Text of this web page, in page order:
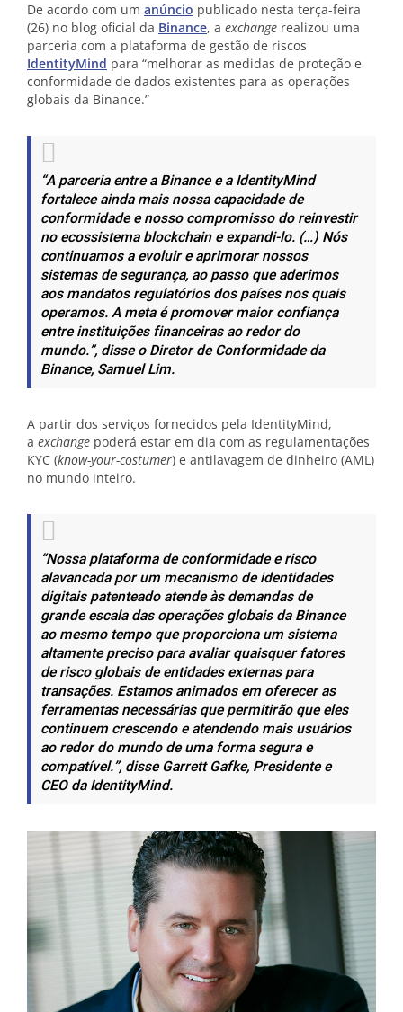
De acordo com um anúncio publicado nesta terça-feira
(26) no blog oficial da Binance, a exchange realizou uma
parceria com a plataforma de gestão de riscos
IdentityMind para “melhorar as medidas de proteção e
conformidade de dados existentes para as operações
globais da Binance.”
“A parceria entre a Binance e a IdentityMind
fortalece ainda mais nossa capacidade de
conformidade e nosso compromisso do reinvestir
no ecossistema blockchain e expandi-lo. (…) Nós
continuamos a evoluir e aprimorar nossos
sistemas de segurança, ao passo que aderimos
aos mandatos regulatórios dos países nos quais
operamos. A meta é promover maior confiança
entre instituições financeiras ao redor do
mundo.”, disse o Diretor de Conformidade da
Binance, Samuel Lim.
A partir dos serviços fornecidos pela IdentityMind,
a exchange poderá estar em dia com as regulamentações
KYC (know-your-costumer) e antilavagem de dinheiro (AML)
no mundo inteiro.
“Nossa plataforma de conformidade e risco
alavancada por um mecanismo de identidades
digitais patenteado atende às demandas de
grande escala das operações globais da Binance
ao mesmo tempo que proporciona um sistema
altamente preciso para avaliar quaisquer fatores
de risco globais de entidades externas para
transações. Estamos animados em oferecer as
ferramentas necessárias que permitirão que eles
continuem crescendo e atendendo mais usuários
ao redor do mundo de uma forma segura e
compatível.”, disse Garrett Gafke, Presidente e
CEO da IdentityMind.